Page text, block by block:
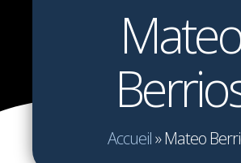
Accueil»Mateo